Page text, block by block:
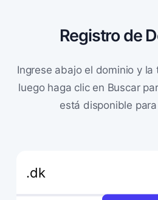
Registro de
Ingrese abajo el dominio y
luego haga clic en Buscar
está disponible